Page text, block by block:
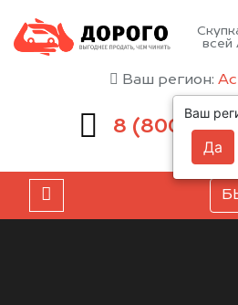
всей
Ваш регион:
8 (800)
Ваш
Да